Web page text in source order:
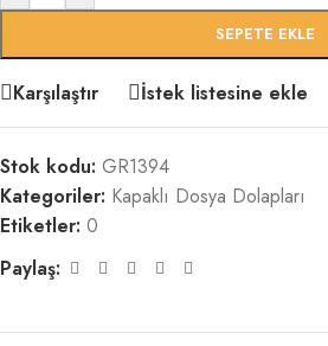
SEPETE EKLE
Karşılaştır İstek listesine ekle
Stok kodu: GR1394
Kategoriler: Kapaklı Dosya Dolapları
Etiketler: 0
Paylaş: